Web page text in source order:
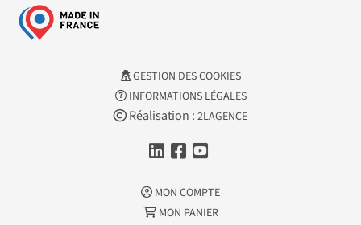
GESTION DES COOKIES
INFORMATIONS LÉGALES
Réalisation : 2LAGENCE
MON COMPTE
MON PANIER